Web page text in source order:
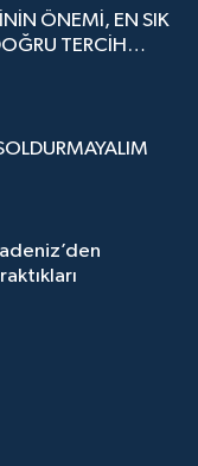
ÖNEMİ, EN SIK
TERCİH